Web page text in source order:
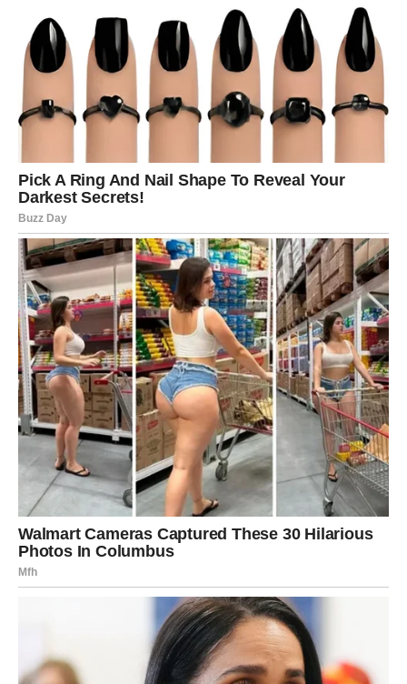
Ako ste bili ponosni, ali pravedni – sudbina vas nagrađuje
kroz priznanje i pažnju. Ako ste povredili nekoga iz ega –
dolazi suočavanje.
Karma poručuje: Snaga je u dostojanstvu, ne u
dominaciji.
DEVICA – KARMIČKO ČIŠĆENJE
Devica ulazi u period kada se završava nešto što vas je
opterećivalo. Ovo je faza unutrašnjeg oslobađanja.
U ljubavi – jasnoća.
Na poslu – zatvaranje jednog ciklusa.
Karma poručuje: Otpusti da bi dobio/la novo.
VAGA – RAVNOTEŽA SE VRAĆA
Ako ste davali više nego što ste dobijali, sada dolazi
balans. Ako ste izbegavali odluku – sudbina vas stavlja
pred izbor.
U ljubavi – sudbinski razgovor.
Finansijski – stabilizacija.
Karma poručuje: Ne možeš spasiti druge ako zaboraviš
sebe.